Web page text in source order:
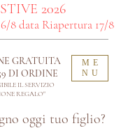
ME
NU
oggi tuo figlio?
GRATUITA
DI ORDINE​
IL SERVIZIO
REGALO"
2026
8 data Riapertura 17/8